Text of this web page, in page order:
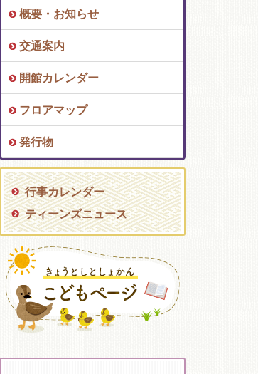
吉祥院図書館
向島図書館
コミュニティプラザ深草
図書館
概要・お知らせ
交通案内
開館カレンダー
フロアマップ
発行物
行事カレンダー
ティーンズニュース